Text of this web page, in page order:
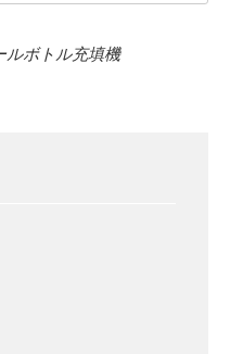
ルボトル充填機